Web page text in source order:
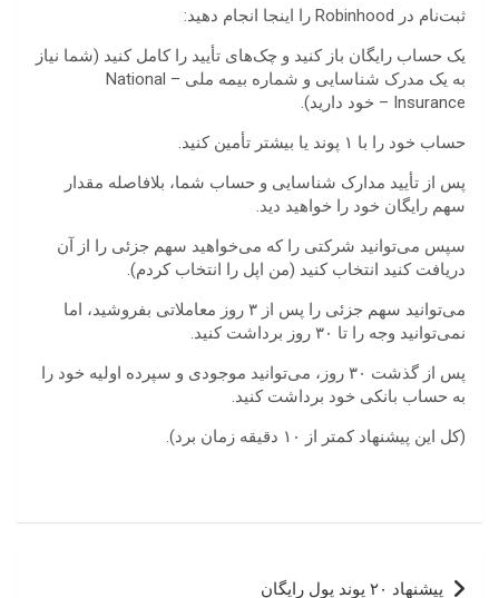
ثبت‌نام در Robinhood را اینجا انجام دهید:
یک حساب رایگان باز کنید و چک‌های تأیید را کامل کنید (شما نیاز
به یک مدرک شناسایی و شماره بیمه ملی – National
Insurance – خود دارید).
حساب خود را با ۱ پوند یا بیشتر تأمین کنید.
پس از تأیید مدارک شناسایی و حساب شما، بلافاصله مقدار
سهم رایگان خود را خواهید دید.
سپس می‌توانید شرکتی را که می‌خواهید سهم جزئی را از آن
دریافت کنید انتخاب کنید (من اپل را انتخاب کردم).
می‌توانید سهم جزئی را پس از ۳ روز معاملاتی بفروشید، اما
نمی‌توانید وجه را تا ۳۰ روز برداشت کنید.
پس از گذشت ۳۰ روز، می‌توانید موجودی و سپرده اولیه خود را
به حساب بانکی خود برداشت کنید.
(کل این پیشنهاد کمتر از ۱۰ دقیقه زمان برد).
راهبری
پیشنهاد ۲۰ پوند پول رایگان